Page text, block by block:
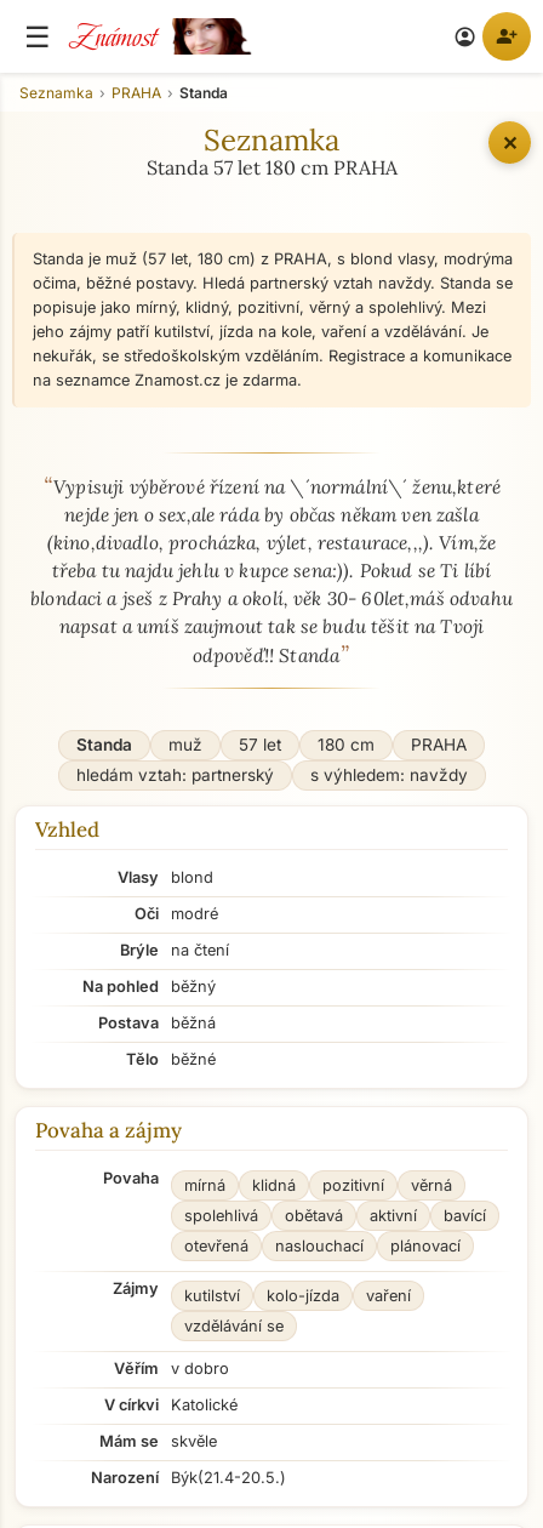
☰ Známost account_circle person_add
✕
Seznamka PRAHA Standa
Seznamka
Standa 57 let 180 cm PRAHA
Standa je muž (57 let, 180 cm) z PRAHA, s blond vlasy, modrýma
očima, běžné postavy. Hledá partnerský vztah navždy. Standa se
popisuje jako mírný, klidný, pozitivní, věrný a spolehlivý. Mezi
jeho zájmy patří kutilství, jízda na kole, vaření a vzdělávání. Je
nekuřák, se středoškolským vzděláním. Registrace a komunikace
na seznamce Znamost.cz je zdarma.
O mně - seznamka profil
“Vypisuji výběrové řízení na \´normální\´ ženu,které
nejde jen o sex,ale ráda by občas někam ven zašla
(kino,divadlo, procházka, výlet, restaurace,,,). Vím,že
třeba tu najdu jehlu v kupce sena:)). Pokud se Ti líbí
blondaci a jseš z Prahy a okolí, věk 30- 60let,máš odvahu
napsat a umíš zaujmout tak se budu těšit na Tvoji
odpověď!! Standa”
Standa muž 57 let 180 cm
PRAHA
hledám vztah: partnerský
s výhledem: navždy
Vzhled
Vlasy
blond
Oči
modré
Brýle
na čtení
Na pohled
běžný
Postava
běžná
Tělo
běžné
Povaha a zájmy
Povaha mírná klidná pozitivní
věrná
spolehlivá
obětavá aktivní
bavící
otevřená
naslouchací plánovací
Zájmy kutilství kolo-jízda
vaření
vzdělávání se
Věřím
v dobro
V církvi
Katolické
Mám se
skvěle
Narození
Býk(21.4-20.5.)